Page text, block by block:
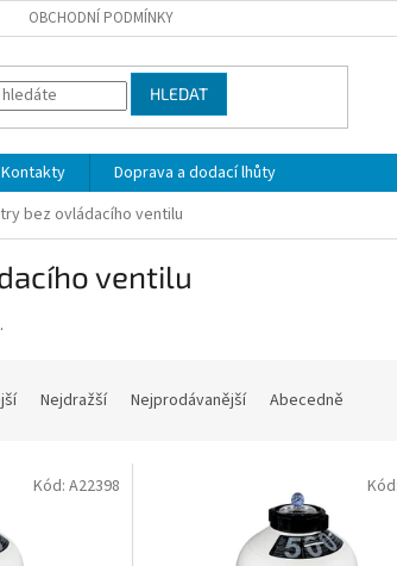
OBCHODNÍ PODMÍNKY
HLEDAT
Kontakty
Doprava a dodací lhůty
bez ovládacího ventilu
ventilu
Nejdražší Nejprodávanější Abecedně
Kód: A22398 Kód: